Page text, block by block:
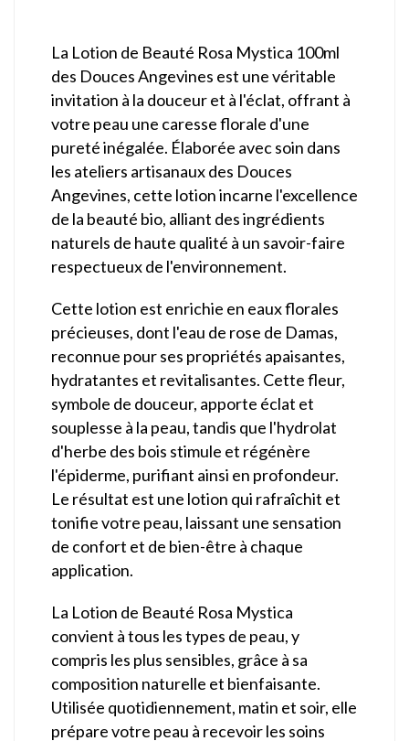
La Lotion de Beauté Rosa Mystica 100ml
des Douces Angevines est une véritable
invitation à la douceur et à l'éclat, offrant à
votre peau une caresse florale d'une
pureté inégalée. Élaborée avec soin dans
les ateliers artisanaux des Douces
Angevines, cette lotion incarne l'excellence
de la beauté bio, alliant des ingrédients
naturels de haute qualité à un savoir-faire
respectueux de l'environnement.
Cette lotion est enrichie en eaux florales
précieuses, dont l'eau de rose de Damas,
reconnue pour ses propriétés apaisantes,
hydratantes et revitalisantes. Cette fleur,
symbole de douceur, apporte éclat et
souplesse à la peau, tandis que l'hydrolat
d'herbe des bois stimule et régénère
l'épiderme, purifiant ainsi en profondeur.
Le résultat est une lotion qui rafraîchit et
tonifie votre peau, laissant une sensation
de confort et de bien-être à chaque
application.
La Lotion de Beauté Rosa Mystica
convient à tous les types de peau, y
compris les plus sensibles, grâce à sa
composition naturelle et bienfaisante.
Utilisée quotidiennement, matin et soir, elle
prépare votre peau à recevoir les soins